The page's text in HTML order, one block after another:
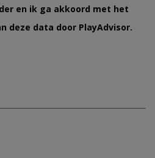
en ik ga akkoord met het
deze data door PlayAdvisor.